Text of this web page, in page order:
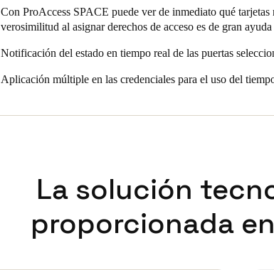
Con ProAccess SPACE puede ver de inmediato qué
verosimilitud al asignar derechos de acceso es de gran
Notificación del estado en tiempo real de las puertas
Aplicación múltiple en las credenciales para el uso del
La solución
proporcionada